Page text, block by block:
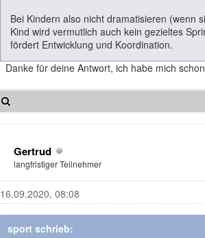
Bei Kindern also nicht dramatisieren (wenn
Kind wird vermutlich auch kein gezieltes
fördert Entwicklung und Koordination.
Danke für deine Antwort, ich habe mich
Gertrud
langfristiger Teilnehmer
16.09.2020, 08:08
sport schrieb: